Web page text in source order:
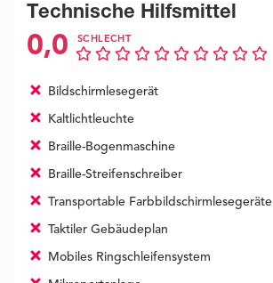
Technische Hilfsmittel
0,0 SCHLECHT
Bildschirmlesegerät
Kaltlichtleuchte
Braille-Bogenmaschine
Braille-Streifenschreiber
Transportable Farbbildschirmlesegeräte
Taktiler Gebäudeplan
Mobiles Ringschleifensystem